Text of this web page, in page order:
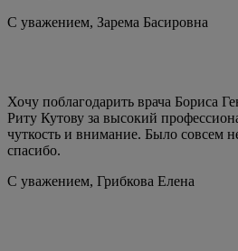
С уважением, Зарема Басировна
Хочу поблагодарить врача Бориса
Риту Кутову за высокий
чуткость и внимание. Было совсем
спасибо.
С уважением, Грибкова Елена